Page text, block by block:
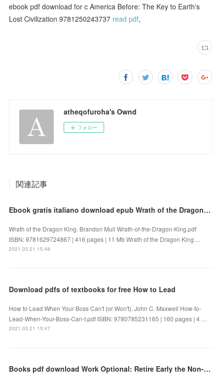
ebook pdf download for c America Before: The Key to Earth's
Lost Civilization 9781250243737 read pdf,
atheqofuroha's Ownd
フォロー
関連記事
Ebook gratis italiano download epub Wrath of the Dragon King
Wrath of the Dragon King. Brandon Mull Wrath-of-the-Dragon-King.pdf
ISBN: 9781629724867 | 416 pages | 11 Mb Wrath of the Dragon King ...
2021.03.21 15:48
Download pdfs of textbooks for free How to Lead
How to Lead When Your Boss Can't (or Won't). John C. Maxwell How-to-
Lead-When-Your-Boss-Can-t.pdf ISBN: 9780785231165 | 160 pages | 4 …
2021.03.21 15:47
Books pdf download Work Optional: Retire Early the Non-Penny-Pinching Way (English literature)